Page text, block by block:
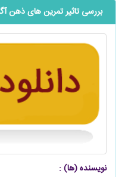
بررسی تاثیر تمرین ‌های ذهن
نویسنده (ها) :